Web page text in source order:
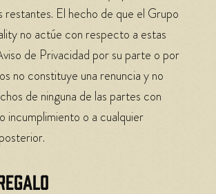
restantes. El hecho de que el Grupo
no actúe con respecto a estas
de Privacidad por su parte o por
no constituye una renuncia y no
de ninguna de las partes con
incumplimiento o a cualquier